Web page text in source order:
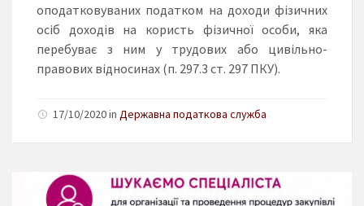
оподатковуваних податком на доходи фізичних
осіб доходів на користь фізичної особи, яка
перебуває з ним у трудових або цивільно-
правових відносинах (п. 297.3 ст. 297 ПКУ).
17/10/2020 in Державна податкова служба